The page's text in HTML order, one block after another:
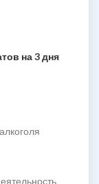
на 3 дня